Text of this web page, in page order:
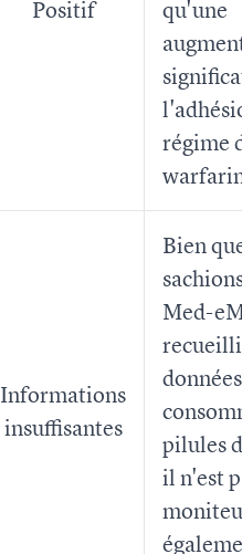
Positif
qu'une
régime
Informations
insuffisantes
Bien
Med-
pilules
il n'est